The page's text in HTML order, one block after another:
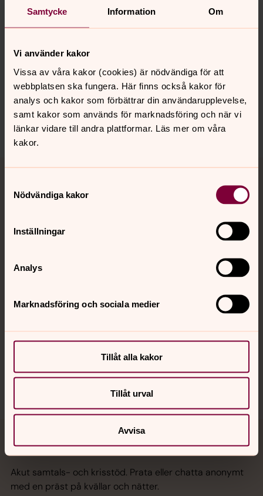
Samtycke Information Om
Vi använder kakor
Vissa av våra kakor (cookies) är nödvändiga för att
webbplatsen ska fungera. Här finns också kakor för
analys och kakor som förbättrar din användarupplevelse,
samt kakor som används för marknadsföring och när vi
länkar vidare till andra plattformar. Läs mer om våra
kakor.
Nödvändiga kakor
Inställningar
Analys
Marknadsföring och sociala medier
Tillåt alla kakor
Tillåt urval
Avvisa
Senast ändrad 29 augusti 2022
Synpunkter eller frågor på sidans
innehåll?
kopingsbygden.forsamling@svenskakyrkan.se
Dela
Kalender
Hitta snabbt
Jourhavande präst
Akut samtals- och krisstöd. Prata eller chatta anonymt
med en präst på kvällar och nätter.